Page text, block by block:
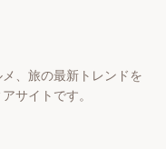
、旅の最新トレンドを
サイトです。